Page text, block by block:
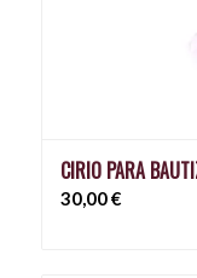
CIRIO PARA
30,00€